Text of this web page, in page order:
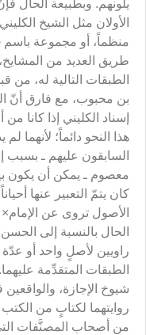
يلونهم. وبطبيعة الحال
الأولان مثل الشيخ
منظماً، أو مجموعة باسم
طريق العديد من
الطبقات التالية له،
بن محبوب، مع فارق أنّ
إسناد الكليني إذا كانا
هذا النحو دائماً؛ لأنهما
السابقون عليهم ـ بسبب
معصوم ـ يمكن أن يكون
كان يتمّ التعبير عنها
الأصول تروى عن
الحال بالنسبة إلى
راويين لأصلٍ واحد أو
الطبقات المتقدِّمة
شيوخ الإجازة، والواقعين
روايتهما لكتابٍ من
من أصحاب المصنَّفات التي